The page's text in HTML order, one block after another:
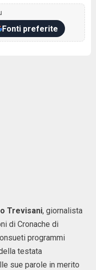
Fonti preferite
Trevisani, giornalista
di Cronache di
programmi
testata
sue parole in merito